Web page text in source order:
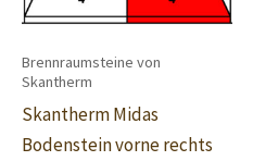
Brennraumsteine von
Skantherm
Skantherm Midas
Bodenstein vorne rechts